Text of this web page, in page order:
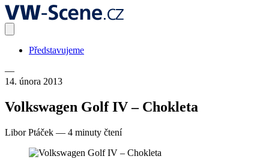
Představujeme
—
14. února 2013
Volkswagen Golf IV – Chokleta
Libor Ptáček — 4 minuty čtení